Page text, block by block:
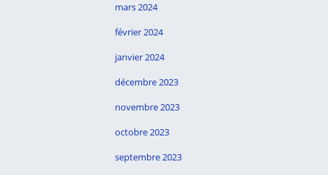
mars 2024
février 2024
janvier 2024
décembre 2023
novembre 2023
octobre 2023
septembre 2023